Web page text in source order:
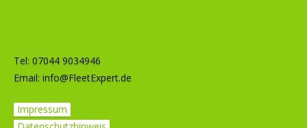
Tel: 07044 9034946
Email:info@FleetExpert.de
Impressum